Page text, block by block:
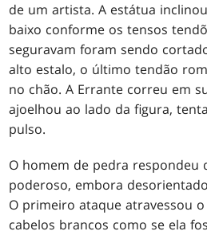
de um artista. A estátua
baixo conforme os tensos
seguravam foram sendo
alto estalo, o último tendão
no chão. A Errante correu em
ajoelhou ao lado da figura,
pulso.
O homem de pedra respondeu
poderoso, embora
O primeiro ataque atravessou
cabelos brancos como se ela